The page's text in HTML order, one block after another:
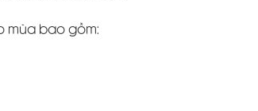
mùa bao gồm: